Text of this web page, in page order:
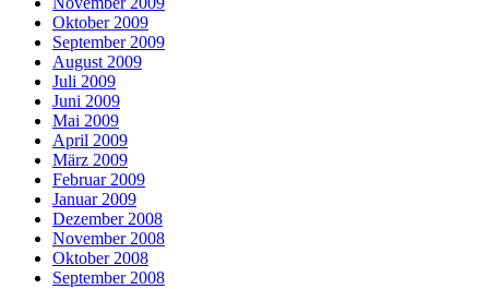
Oktober 2009
September 2009
August 2009
Juli 2009
Juni 2009
Mai 2009
April 2009
März 2009
Februar 2009
Januar 2009
Dezember 2008
November 2008
Oktober 2008
September 2008